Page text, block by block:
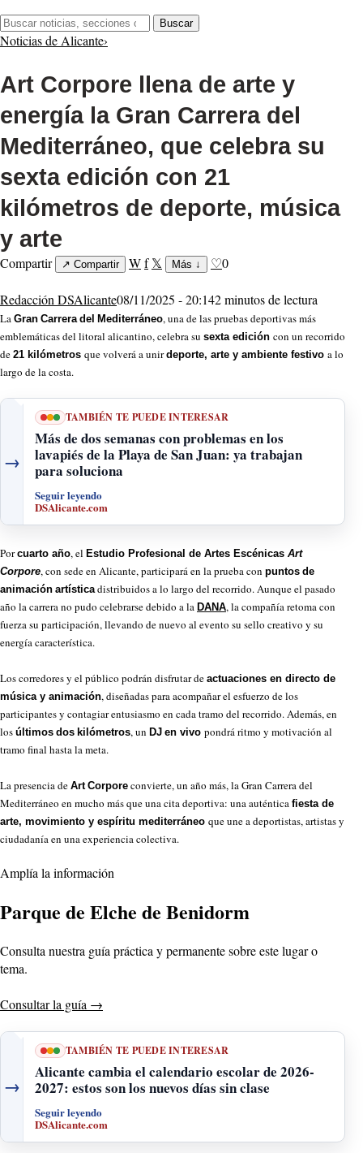
Buscar:
Buscar
Noticias de Alicante›
Art Corpore llena de arte y
energía la Gran Carrera del
Mediterráneo, que celebra su
sexta edición con 21
kilómetros de deporte, música
y arte
Compartir ↗ Compartir Wf 𝕏 Más ↓ ♡0
Redacción DSAlicante08/11/2025 - 20:142 minutos de lectura
La Gran Carrera del Mediterráneo, una de las pruebas deportivas más
emblemáticas del litoral alicantino, celebra su sexta edición con un recorrido
de 21 kilómetros que volverá a unirdeporte, arte y ambiente festivo a lo
largo de la costa.
→
TAMBIÉN TE PUEDE INTERESAR
Más de dos semanas con problemas en los
lavapiés de la Playa de San Juan: ya trabajan
para soluciona
Seguir leyendo
DSAlicante.com
Porcuarto año, el Estudio Profesional de Artes Escénicas Art
Corpore, con sede en Alicante, participará en la prueba con puntos de
animación artística distribuidos a lo largo del recorrido. Aunque el pasado
año la carrera no pudo celebrarse debido a la DANA, la compañía retoma con
fuerza su participación, llevando de nuevo al evento su sello creativo y su
energía característica.
Los corredores y el público podrán disfrutar de actuaciones en directo de
música y animación, diseñadas para acompañar el esfuerzo de los
participantes y contagiar entusiasmo en cada tramo del recorrido. Además, en
los últimos dos kilómetros, un DJ en vivo pondrá ritmo y motivación al
tramo final hasta la meta.
La presencia de Art Corpore convierte, un año más, la Gran Carrera del
Mediterráneo en mucho más que una cita deportiva: una auténtica fiesta de
arte, movimiento y espíritu mediterráneo que une a deportistas, artistas y
ciudadanía en una experiencia colectiva.
Amplía la información
Parque de Elche de Benidorm
Consulta nuestra guía práctica y permanente sobre este lugar o
tema.
Consultar la guía →
→
TAMBIÉN TE PUEDE INTERESAR
Alicante cambia el calendario escolar de 2026-
2027: estos son los nuevos días sin clase
Seguir leyendo
DSAlicante.com